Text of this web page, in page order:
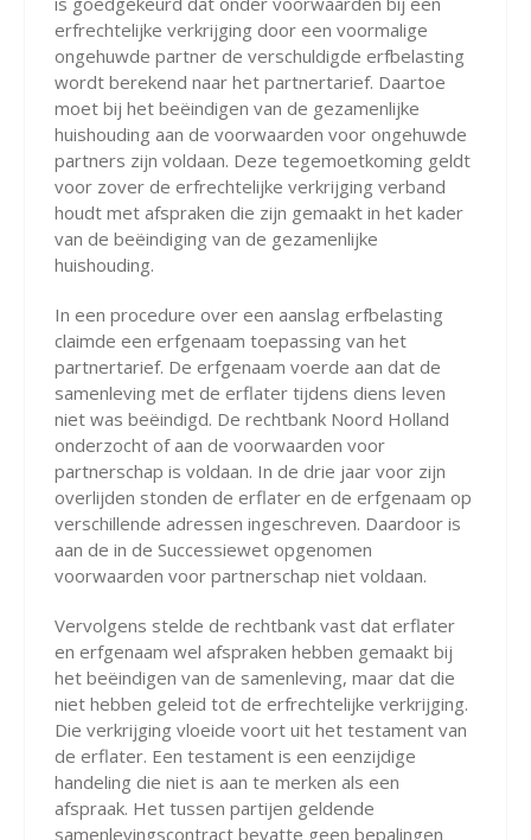
erfrechtelijke verkrijging door een voormalige
ongehuwde partner de verschuldigde erfbelasting
wordt berekend naar het partnertarief. Daartoe
moet bij het beëindigen van de gezamenlijke
huishouding aan de voorwaarden voor ongehuwde
partners zijn voldaan. Deze tegemoetkoming geldt
voor zover de erfrechtelijke verkrijging verband
houdt met afspraken die zijn gemaakt in het kader
van de beëindiging van de gezamenlijke
huishouding.
In een procedure over een aanslag erfbelasting
claimde een erfgenaam toepassing van het
partnertarief. De erfgenaam voerde aan dat de
samenleving met de erflater tijdens diens leven
niet was beëindigd. De rechtbank Noord Holland
onderzocht of aan de voorwaarden voor
partnerschap is voldaan. In de drie jaar voor zijn
overlijden stonden de erflater en de erfgenaam op
verschillende adressen ingeschreven. Daardoor is
aan de in de Successiewet opgenomen
voorwaarden voor partnerschap niet voldaan.
Vervolgens stelde de rechtbank vast dat erflater
en erfgenaam wel afspraken hebben gemaakt bij
het beëindigen van de samenleving, maar dat die
niet hebben geleid tot de erfrechtelijke verkrijging.
Die verkrijging vloeide voort uit het testament van
de erflater. Een testament is een eenzijdige
handeling die niet is aan te merken als een
afspraak. Het tussen partijen geldende
samenlevingscontract bevatte geen bepalingen